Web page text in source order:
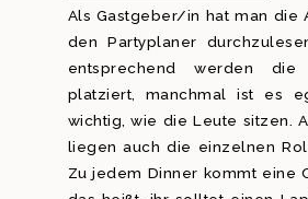
Als Gastgeber/in hat man die
den Partyplaner
entsprechend werden die
platziert, manchmal ist es
wichtig, wie die Leute sitzen.
liegen auch die einzelnen
Zu jedem Dinner kommt eine